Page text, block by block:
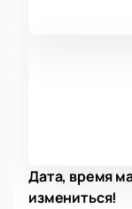
Дата, время
измениться!